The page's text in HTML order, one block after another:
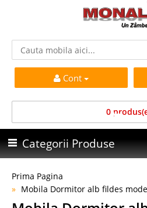
Cont
0
Categorii Produse
Prima Pagina
Mobila Dormitor alb fildes